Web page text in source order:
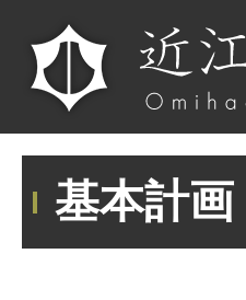
基本計